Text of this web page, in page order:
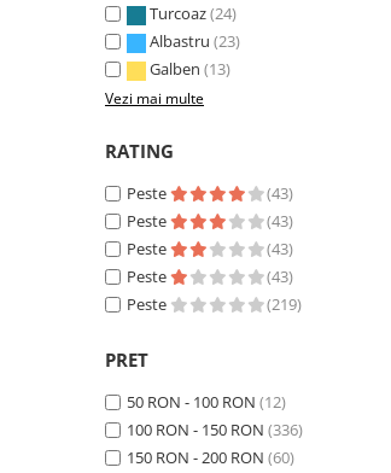
Turcoaz(24)
Albastru (23)
Galben (13)
Vezi mai multe
RATING
Peste
(43)
Peste
(43)
Peste
(43)
Peste
(43)
Peste
(219)
PRET
50 RON - 100 RON (12)
100 RON - 150 RON (336)
150 RON - 200 RON (60)